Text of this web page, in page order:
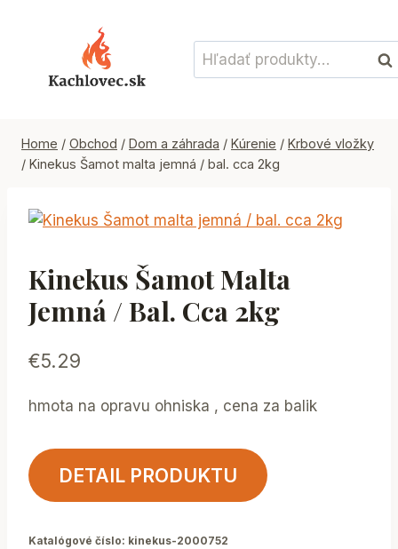
Hľadať:
Home / Obchod / Dom a záhrada / Kúrenie / Krbové vložky
/ Kinekus Šamot malta jemná / bal. cca 2kg
Kinekus Šamot Malta
Jemná / Bal. Cca 2kg
€5.29
hmota na opravu ohniska , cena za balik
DETAIL PRODUKTU
Katalógové číslo: kinekus-2000752